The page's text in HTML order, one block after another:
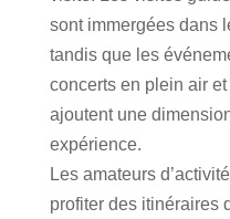
sont immergées dans
tandis que les
concerts en plein air
ajoutent une
expérience.
Les amateurs
profiter des itinéraires